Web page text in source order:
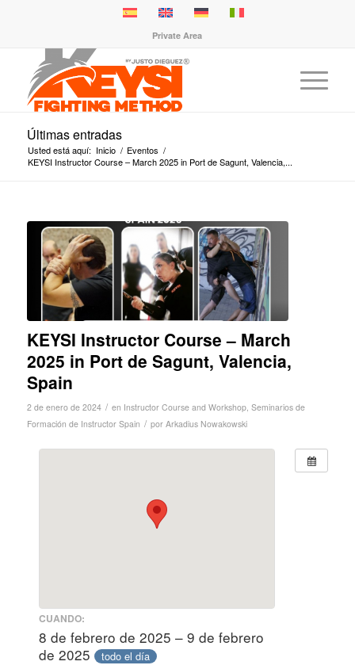
Private Area
Últimas entradas
Usted está aquí: Inicio / Eventos /
KEYSI Instructor Course – March 2025 in Port de Sagunt, Valencia,...
KEYSI Instructor Course – March
2025 in Port de Sagunt, Valencia,
Spain
2 de enero de 2024 / en Instructor Course and Workshop, Seminarios de
Formación de Instructor Spain / por Arkadius Nowakowski
CUANDO:
8 de febrero de 2025 – 9 de febrero
de 2025
todo el día